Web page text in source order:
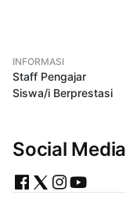
INFORMASI
Staff Pengajar
Siswa/i Berprestasi
Social Media